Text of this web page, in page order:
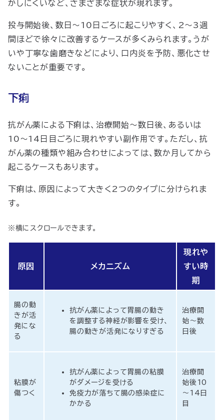
かしにくいなど、さまざまな症状が現れます。
投与開始後、数日～10日ごろに起こりやすく、2～3週
間ほどで徐々に改善するケースが多くみられます。うが
いや丁寧な歯磨きなどにより、口内炎を予防、悪化させ
ないことが重要です。
下痢
抗がん薬による下痢は、治療開始〜数日後、あるいは
10〜14日目ごろに現れやすい副作用です。ただし、抗
がん薬の種類や組み合わせによっては、数か月してから
起こるケースもあります。
下痢は、原因によって大きく2つのタイプに分けられま
す。
※横にスクロールできます。
原因 メカニズム
現れや
すい時
期
腸の動
きが活
発にな
る
抗がん薬によって胃腸の動き
を調整する神経が影響を受け、
腸の動きが活発になりすぎる
治療開
始～数
日後
粘膜が
傷つく
抗がん薬によって胃腸の粘膜
がダメージを受ける
免疫力が落ちて腸の感染症に
かかる
治療開
始後10
～14日
目